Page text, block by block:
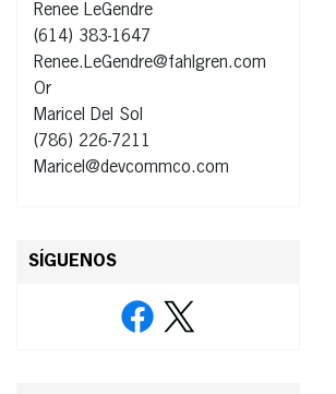
Renee LeGendre
(614) 383-1647
Renee.LeGendre@fahlgren.com
Or
Maricel Del Sol
(786) 226-7211
Maricel@devcommco.com
SÍGUENOS